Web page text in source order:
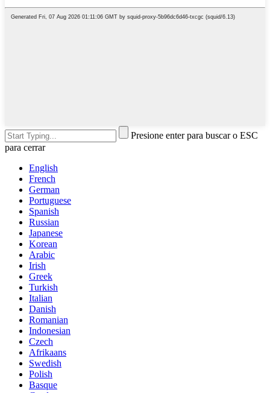
Presione enter para buscar o ESC
para cerrar
English
French
German
Portuguese
Spanish
Russian
Japanese
Korean
Arabic
Irish
Greek
Turkish
Italian
Danish
Romanian
Indonesian
Czech
Afrikaans
Swedish
Polish
Basque